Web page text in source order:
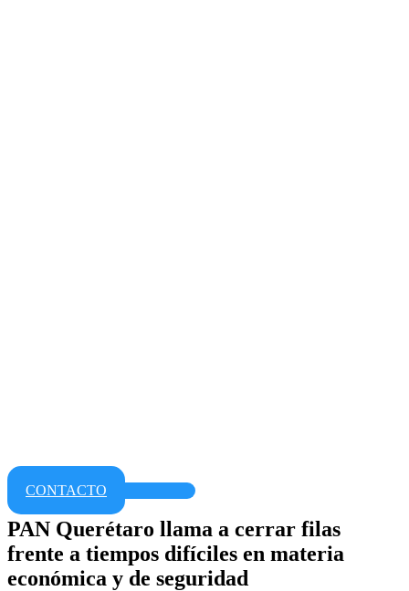
CONTACTO
PAN Querétaro llama a cerrar filas
frente a tiempos difíciles en materia
económica y de seguridad